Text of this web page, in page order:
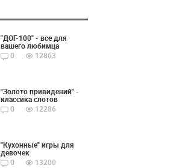
"ДОГ-100" - все для
вашего любимца
0
12863
"Золото привидений" -
классика слотов
0
12286
"Кухонные" игры для
девочек
0
13200